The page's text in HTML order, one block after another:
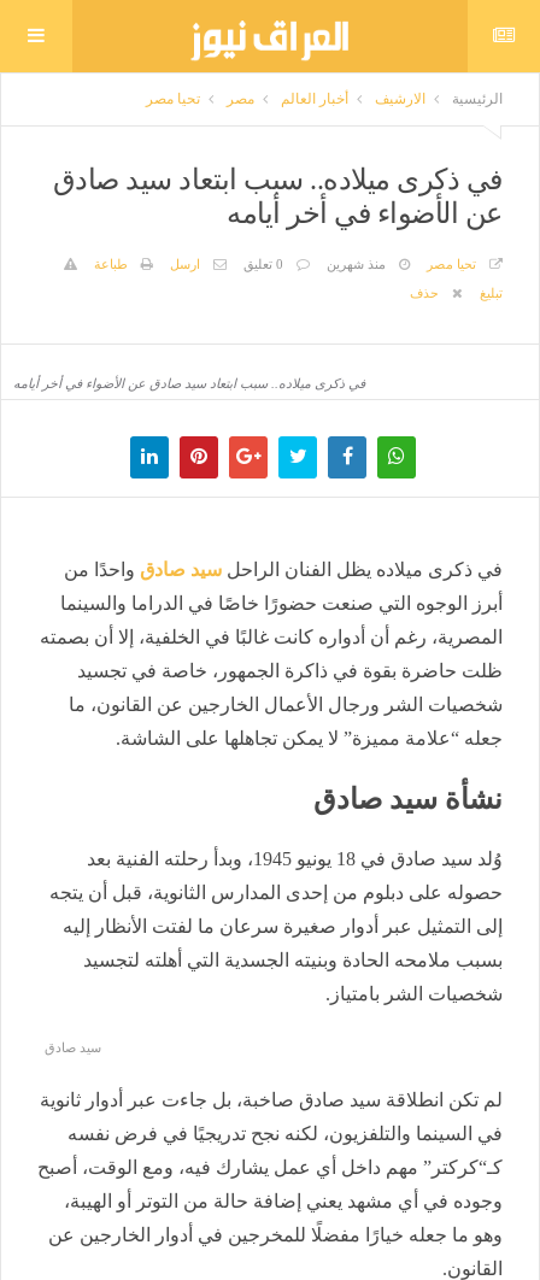
الرئيسية الارشيف أخبار العالم مصر تحيا مصر
في ذكرى ميلاده.. سبب ابتعاد سيد صادق
عن الأضواء في أخر أيامه
تحيا مصر منذ شهرين 0 تعليق ارسل
طباعة
تبليغ
حذف
في ذكرى ميلاده.. سبب ابتعاد سيد صادق عن الأضواء في أخر أيامه
في ذكرى ميلاده يظل الفنان الراحل سيد صادق واحدًا من
أبرز الوجوه التي صنعت حضورًا خاصًا في الدراما والسينما
المصرية، رغم أن أدواره كانت غالبًا في الخلفية، إلا أن بصمته
ظلت حاضرة بقوة في ذاكرة الجمهور، خاصة في تجسيد
شخصيات الشر ورجال الأعمال الخارجين عن القانون، ما
جعله “علامة مميزة” لا يمكن تجاهلها على الشاشة.
نشأة سيد صادق
وُلد سيد صادق في 18 يونيو 1945، وبدأ رحلته الفنية بعد
حصوله على دبلوم من إحدى المدارس الثانوية، قبل أن يتجه
إلى التمثيل عبر أدوار صغيرة سرعان ما لفتت الأنظار إليه
بسبب ملامحه الحادة وبنيته الجسدية التي أهلته لتجسيد
شخصيات الشر بامتياز.
سيد صادق
لم تكن انطلاقة سيد صادق صاخبة، بل جاءت عبر أدوار ثانوية
في السينما والتلفزيون، لكنه نجح تدريجيًا في فرض نفسه
كـ“كركتر” مهم داخل أي عمل يشارك فيه، ومع الوقت، أصبح
وجوده في أي مشهد يعني إضافة حالة من التوتر أو الهيبة،
وهو ما جعله خيارًا مفضلًا للمخرجين في أدوار الخارجين عن
القانون.